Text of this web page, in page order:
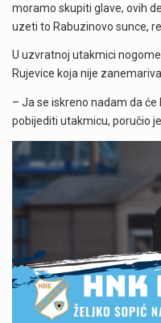
moramo skupiti glave, ovih
uzeti to Rabuzinovo sunce,
U uzvratnoj utakmici
Rujevice koja nije
– Ja se iskreno nadam da će
pobijediti utakmicu, poručio je